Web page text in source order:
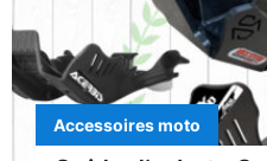
Accessoires moto
AVIS MARCHANDS